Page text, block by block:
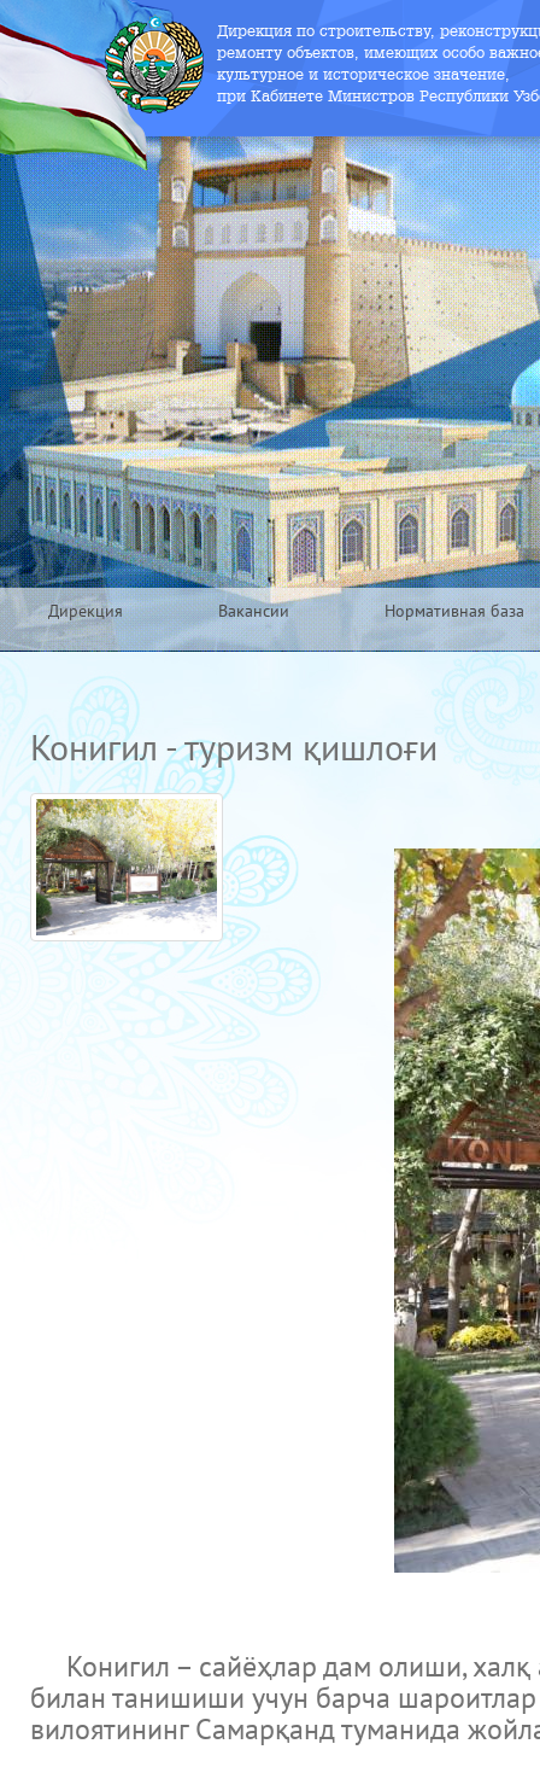
Дирекция по строительству,
ремонту объектов, имеющих особо
культурное и историческое значение,
при Кабинете Министров Республики
Дирекция Вакансии Нормативная база
Конигил - туризм қишлоғи
Конигил – сайёҳлар дам олиши, халқ
билан танишиши учун барча
вилоятининг Самарқанд туманида